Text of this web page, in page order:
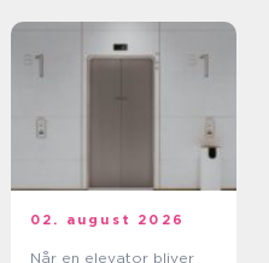
02. august 2026
Når en elevator bliver